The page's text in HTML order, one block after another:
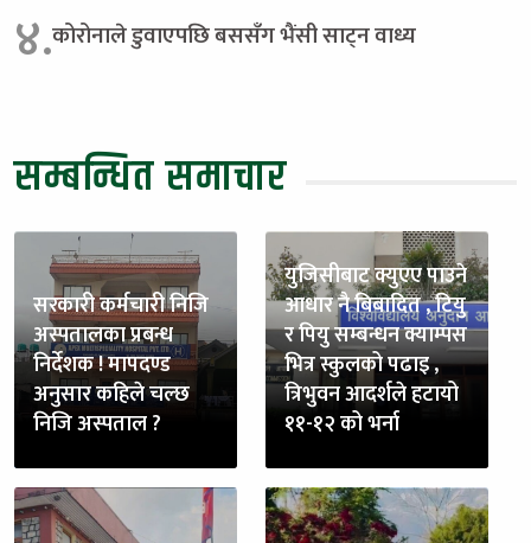
४.कोरोनाले डुवाएपछि बससँग भैंसी साट्न वाध्य
सम्बन्धित समाचार
सरकारी कर्मचारी निजि
अस्पतालका प्रबन्ध
निर्देशक ! मापदण्ड
अनुसार कहिले चल्छ
निजि अस्पताल ?
युजिसीबाट क्युएए पाउने
आधार नै बिबादित , टियु
र पियु सम्बन्धन क्याम्पस
भित्र स्कुलको पढाइ ,
त्रिभुवन आदर्शले हटायो
११-१२ को भर्ना